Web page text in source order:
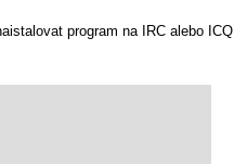
program na IRC alebo